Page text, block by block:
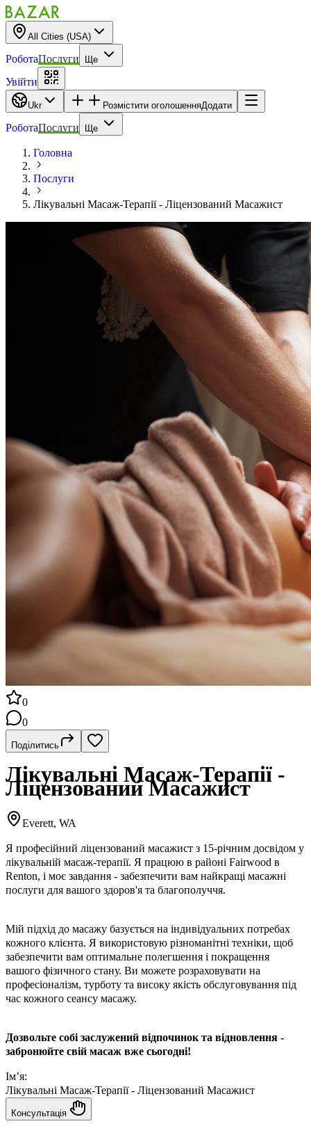
All Cities (USA)
РоботаПослуги Ще
Увійти
Ukr Розмістити оголошенняДодати
РоботаПослуги Ще
Головна
Послуги
Лікувальні Масаж-Терапії - Ліцензований Масажист
0
0
Поділитись
Лікувальні Масаж-Терапії -
Ліцензований Масажист
Everett, WA
Я професійний ліцензований масажист з 15-річним досвідом у
лікувальній масаж-терапії. Я працюю в районі Fairwood в
Renton, і моє завдання - забезпечити вам найкращі масажні
послуги для вашого здоров'я та благополуччя.
Мій підхід до масажу базується на індивідуальних потребах
кожного клієнта. Я використовую різноманітні техніки, щоб
забезпечити вам оптимальне полегшення і покращення
вашого фізичного стану. Ви можете розраховувати на
професіоналізм, турботу та високу якість обслуговування під
час кожного сеансу масажу.
Дозвольте собі заслужений відпочинок та відновлення -
забронюйте свій масаж вже сьогодні!
Ім’я:
Лікувальні Масаж-Терапії - Ліцензований Масажист
Консультація